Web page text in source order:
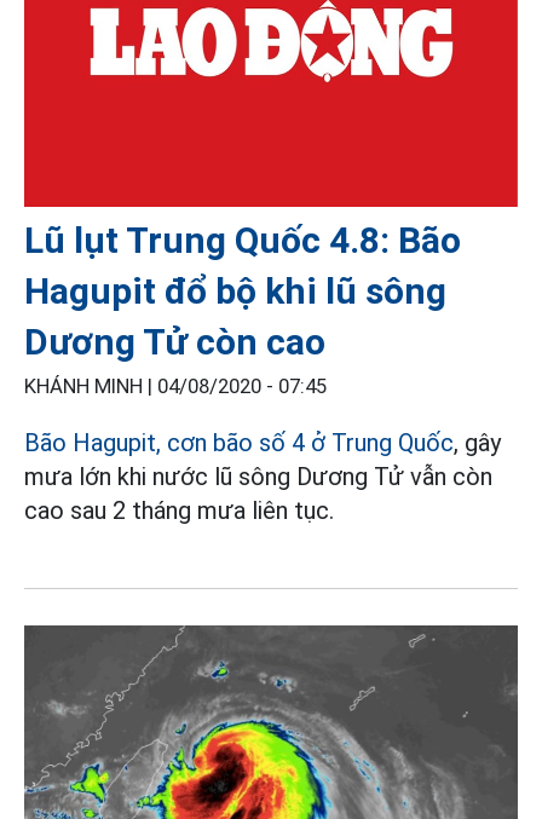
Lũ lụt Trung Quốc 4.8: Bão
Hagupit đổ bộ khi lũ sông
Dương Tử còn cao
KHÁNH MINH | 04/08/2020 - 07:45
Bão Hagupit, cơn bão số 4 ở Trung Quốc, gây
mưa lớn khi nước lũ sông Dương Tử vẫn còn
cao sau 2 tháng mưa liên tục.